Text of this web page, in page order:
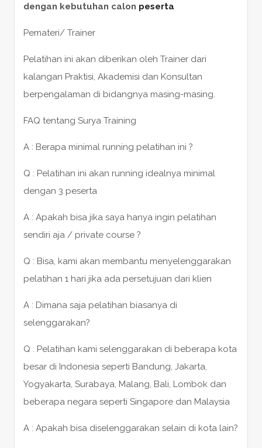
dengan kebutuhan calon peserta
Pemateri/ Trainer
Pelatihan ini akan diberikan oleh Trainer dari
kalangan Praktisi, Akademisi dan Konsultan
berpengalaman di bidangnya masing-masing.
FAQ tentang Surya Training
A : Berapa minimal running pelatihan ini ?
Q : Pelatihan ini akan running idealnya minimal
dengan 3 peserta
A : Apakah bisa jika saya hanya ingin pelatihan
sendiri aja / private course ?
Q : Bisa, kami akan membantu menyelenggarakan
pelatihan 1 hari jika ada persetujuan dari klien
A : Dimana saja pelatihan biasanya di
selenggarakan?
Q : Pelatihan kami selenggarakan di beberapa kota
besar di Indonesia seperti Bandung, Jakarta,
Yogyakarta, Surabaya, Malang, Bali, Lombok dan
beberapa negara seperti Singapore dan Malaysia
A : Apakah bisa diselenggarakan selain di kota lain?